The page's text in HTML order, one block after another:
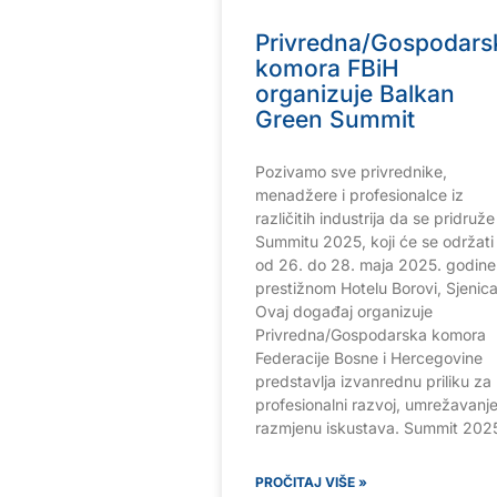
Privredna/
komora FBiH
organizuje Balkan
Green Summit
Pozivamo sve privrednike,
menadžere i profesionalce iz
različitih industrija da se pridruže
Summitu 2025, koji će se održati
od 26. do 28. maja 2025.
prestižnom Hotelu Borovi,
Ovaj događaj organizuje
Privredna/Gospodarska komora
Federacije Bosne i Hercegovine
predstavlja izvanrednu priliku za
profesionalni razvoj,
razmjenu iskustava. Summit
PROČITAJ VIŠE »